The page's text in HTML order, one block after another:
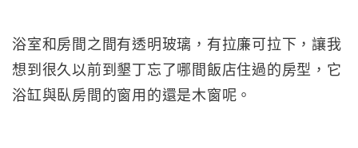
浴室和房間之間有透明玻璃，有拉廉可拉下，讓我
想到很久以前到墾丁忘了哪間飯店住過的房型，它
浴缸與臥房間的窗用的還是木窗呢。